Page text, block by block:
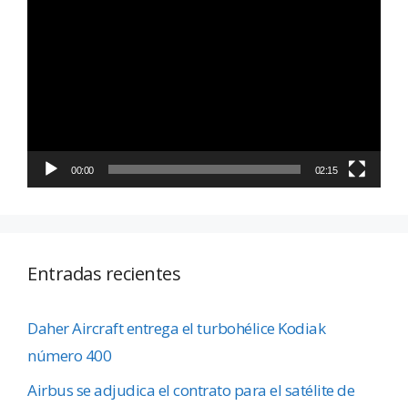
00:00 02:15
Entradas recientes
Daher Aircraft entrega el turbohélice Kodiak
número 400
Airbus se adjudica el contrato para el satélite de